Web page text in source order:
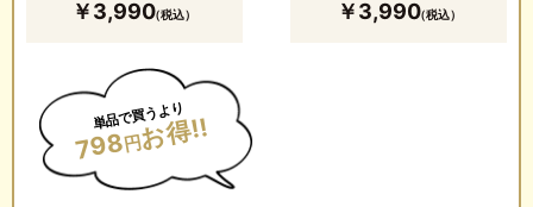
￥3,990（税込） ￥3,990（税込）
単品で買うより
798円お得!!